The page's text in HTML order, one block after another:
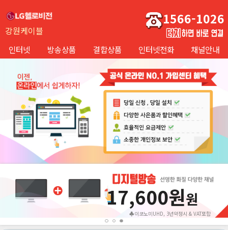
강원케이블
1566-1026
인터넷 방송상품 결합상품 인터넷전화 채널안내
17,600원원
♣이코노미UHD, 3년약정시 & VAT포함